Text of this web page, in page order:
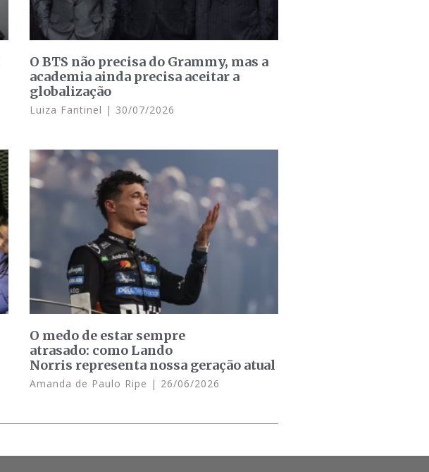
O BTS não precisa do Grammy, mas a
academia ainda precisa aceitar a
globalização
Luiza Fantinel 30/07/2026
O medo de estar sempre
atrasado: como Lando
Norris representa nossa geração atual
Amanda de Paulo Ripe 26/06/2026